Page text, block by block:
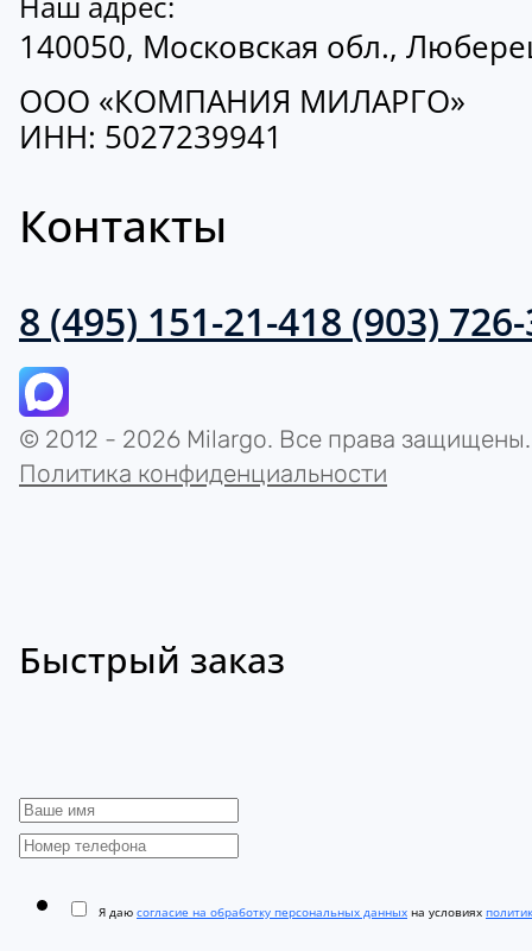
140050, Московская обл.,
ООО «КОМПАНИЯ МИЛАРГО»
ИНН: 5027239941
Контакты
8 (495) 151-21-418 (903)
© 2012 - 2026 Milargo. Все права защищены.
Политика конфиденциальности
Быстрый заказ
Я даю согласие на обработку персональных данных на условиях